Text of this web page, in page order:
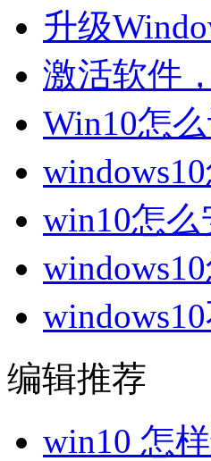
升级
激活软件
Win10怎
win10怎
编辑推荐
win10 怎